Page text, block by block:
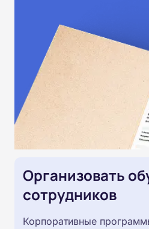
Организовать
сотрудников
Корпоративные